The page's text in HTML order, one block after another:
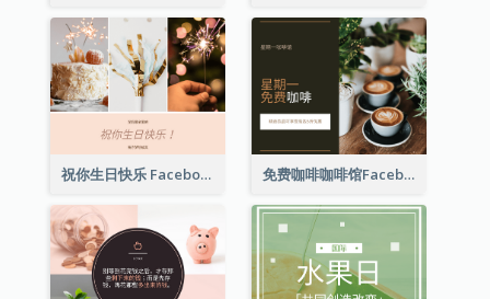
祝你生日快乐 Facebook 帖子 免费咖啡咖啡馆Facebook帖子